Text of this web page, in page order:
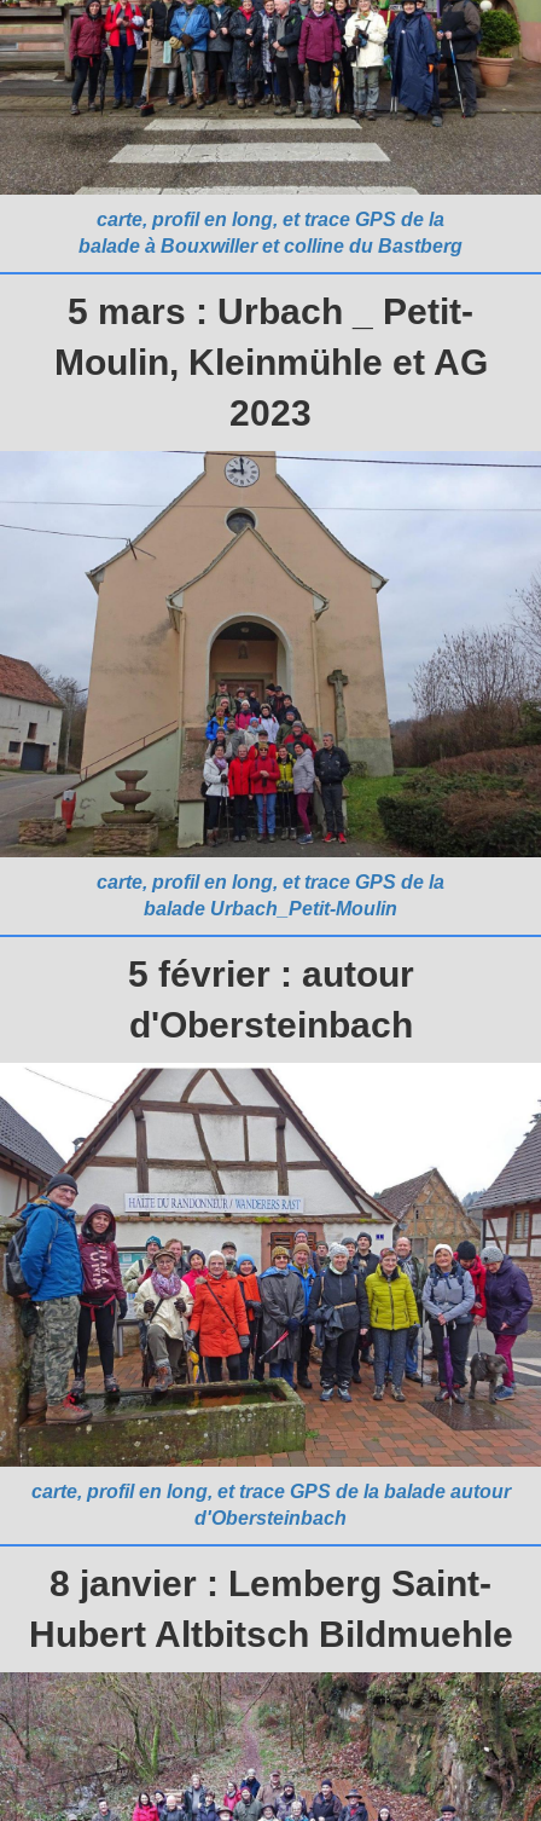
carte, profil en long, et trace GPS de la
balade à Bouxwiller et colline du Bastberg
5 mars : Urbach _ Petit-
Moulin, Kleinmühle et AG
2023
carte, profil en long, et trace GPS de la
balade Urbach_Petit-Moulin
5 février : autour
d'Obersteinbach
carte, profil en long, et trace GPS de la balade autour
d'Obersteinbach
8 janvier : Lemberg Saint-
Hubert Altbitsch Bildmuehle